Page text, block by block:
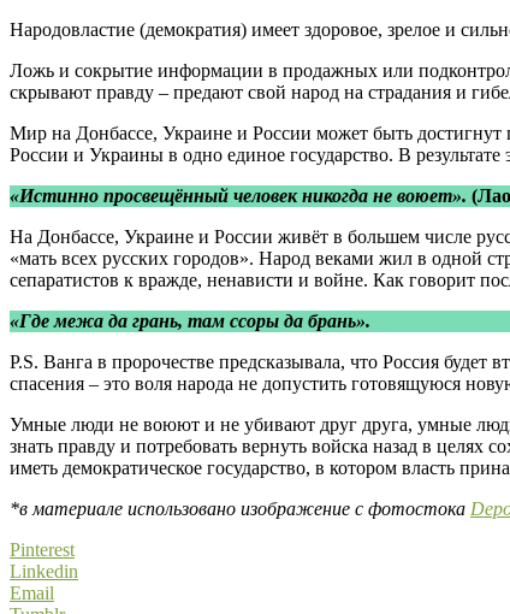
Народовластие (демократия) имеет здоровое, зрелое и
Ложь и сокрытие информации в продажных или
скрывают правду – предают свой народ на страдания и
Мир на Донбассе, Украине и России может быть достигнут
России и Украины в одно единое государство. В
«Истинно просвещённый человек никогда не воюет».
На Донбассе, Украине и России живёт в большем числе
«мать всех русских городов». Народ веками жил в одной
сепаратистов к вражде, ненависти и войне. Как говорит
«Где межа да грань, там ссоры да брань».
P.S. Ванга в пророчестве предсказывала, что Россия
спасения – это воля народа не допустить готовящуюся
Умные люди не воюют и не убивают друг друга, умные
знать правду и потребовать вернуть войска назад в
иметь демократическое государство, в котором власть
*в материале использовано изображение с фотостока
Pinterest
Linkedin
Email